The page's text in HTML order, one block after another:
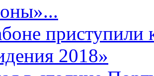
приступили
2018»